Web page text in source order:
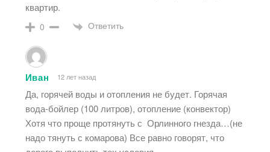
квартир.
0 Ответить
Иван 12 лет назад
Да, горячей воды и отопления не будет. Горячая
вода-бойлер (100 литров), отопление (конвектор)
Хотя что проще протянуть с Орлинного гнезда…(не
надо тянуть с комарова) Все равно говорят, что